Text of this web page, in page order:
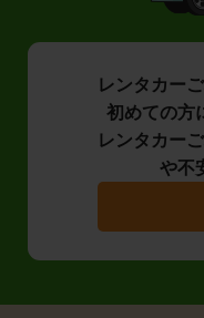
レンタカー
初めての方
レンタカー
や不